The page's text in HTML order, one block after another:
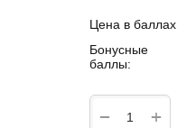
Цена в
Бонусные
баллы:
+
−